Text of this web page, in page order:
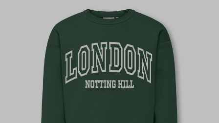
Keez&Co